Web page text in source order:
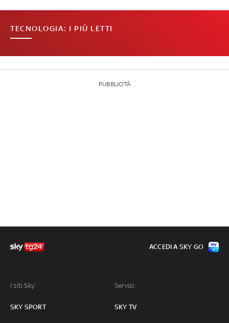
TECNOLOGIA: I PIÙ LETTI
PUBBLICITÀ
I siti Sky:
SKY SPORT
Servizi:
SKY TV
ACCEDI A SKY GO